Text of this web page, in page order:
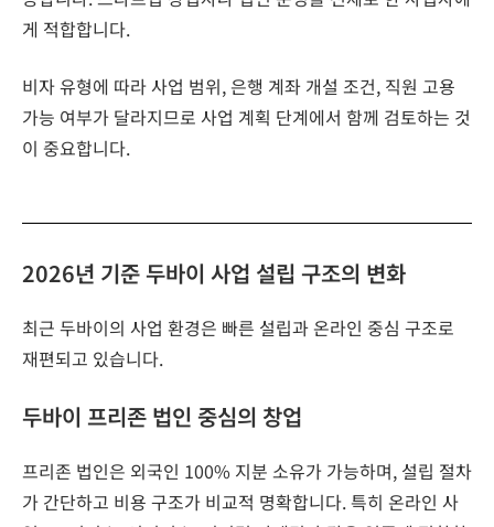
게 적합합니다.
비자 유형에 따라 사업 범위, 은행 계좌 개설 조건, 직원 고용
가능 여부가 달라지므로 사업 계획 단계에서 함께 검토하는 것
이 중요합니다.
2026년 기준 두바이 사업 설립 구조의 변화
최근 두바이의 사업 환경은 빠른 설립과 온라인 중심 구조로
재편되고 있습니다.
두바이 프리존 법인 중심의 창업
프리존 법인은 외국인 100% 지분 소유가 가능하며, 설립 절차
가 간단하고 비용 구조가 비교적 명확합니다. 특히 온라인 사